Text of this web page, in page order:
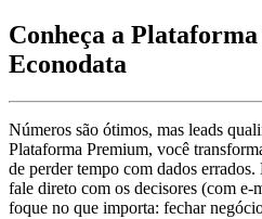
Conheça a
Econodata
Números são ótimos, mas leads
Plataforma Premium, você
de perder tempo com dados errados.
fale direto com os decisores (com e-
foque no que importa: fechar